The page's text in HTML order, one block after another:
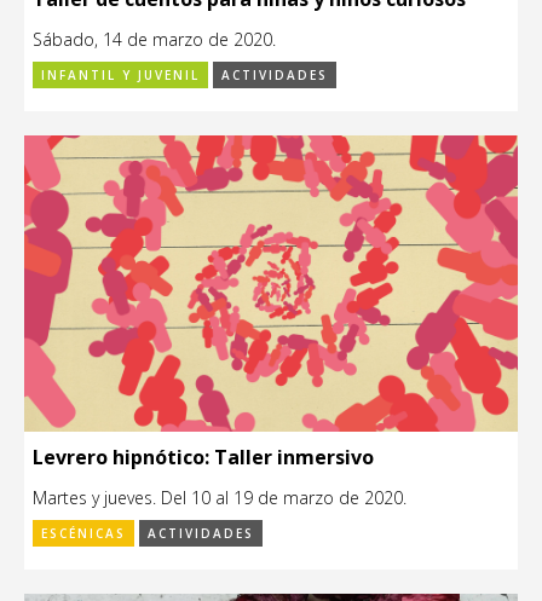
Sábado, 14 de marzo de 2020.
INFANTIL Y JUVENIL ACTIVIDADES
Levrero hipnótico: Taller inmersivo
Martes y jueves. Del 10 al 19 de marzo de 2020.
ESCÉNICAS ACTIVIDADES